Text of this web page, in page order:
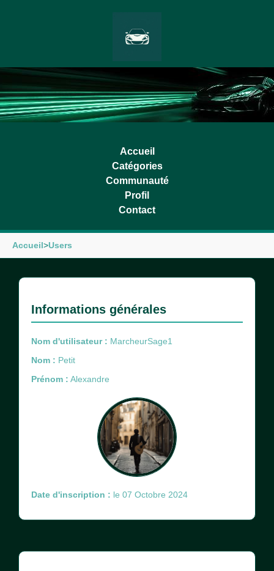
Accueil
Catégories
Communauté
Profil
Contact
Accueil>Users
Informations générales
Nom d'utilisateur : MarcheurSage1
Nom : Petit
Prénom : Alexandre
Date d'inscription : le 07 Octobre 2024